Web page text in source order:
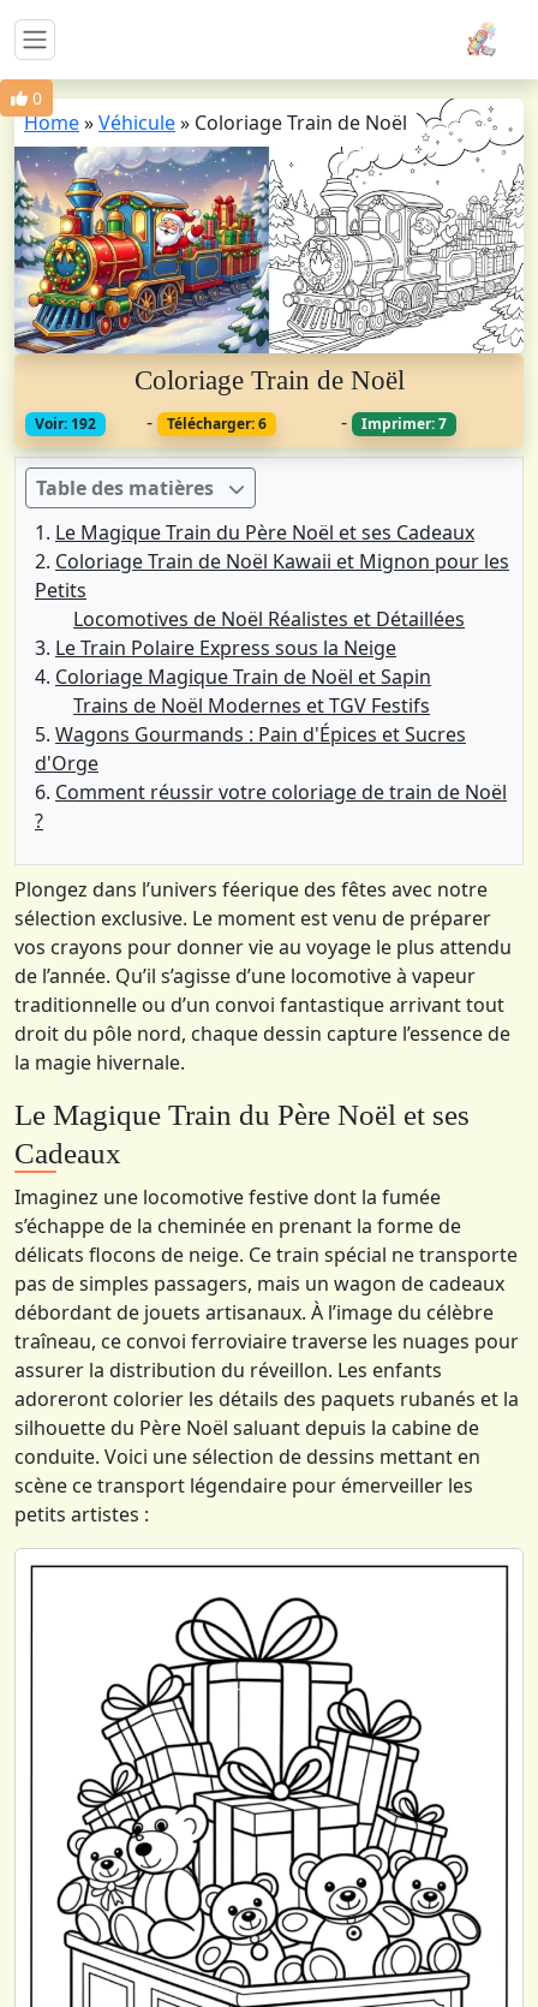
0
Home»Véhicule» Coloriage Train de Noël
Coloriage Train de Noël
Voir: 192 - Télécharger: 6 - Imprimer: 7
Table des matières
Le Magique Train du Père Noël et ses Cadeaux
Coloriage Train de Noël Kawaii et Mignon pour les
Petits
Locomotives de Noël Réalistes et Détaillées
Le Train Polaire Express sous la Neige
Coloriage Magique Train de Noël et Sapin
Trains de Noël Modernes et TGV Festifs
Wagons Gourmands : Pain d'Épices et Sucres
d'Orge
Comment réussir votre coloriage de train de Noël
?
Plongez dans l’univers féerique des fêtes avec notre
sélection exclusive. Le moment est venu de préparer
vos crayons pour donner vie au voyage le plus attendu
de l’année. Qu’il s’agisse d’une locomotive à vapeur
traditionnelle ou d’un convoi fantastique arrivant tout
droit du pôle nord, chaque dessin capture l’essence de
la magie hivernale.
Le Magique Train du Père Noël et ses
Cadeaux
Imaginez une locomotive festive dont la fumée
s’échappe de la cheminée en prenant la forme de
délicats flocons de neige. Ce train spécial ne transporte
pas de simples passagers, mais un wagon de cadeaux
débordant de jouets artisanaux. À l’image du célèbre
traîneau, ce convoi ferroviaire traverse les nuages pour
assurer la distribution du réveillon. Les enfants
adoreront colorier les détails des paquets rubanés et la
silhouette du Père Noël saluant depuis la cabine de
conduite. Voici une sélection de dessins mettant en
scène ce transport légendaire pour émerveiller les
petits artistes :